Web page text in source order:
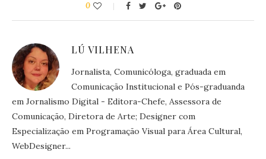
0
LÚ VILHENA
Jornalista, Comunicóloga, graduada em
Comunicação Institucional e Pós-graduanda
em Jornalismo Digital - Editora-Chefe, Assessora de
Comunicação, Diretora de Arte; Designer com
Especialização em Programação Visual para Área Cultural,
WebDesigner...